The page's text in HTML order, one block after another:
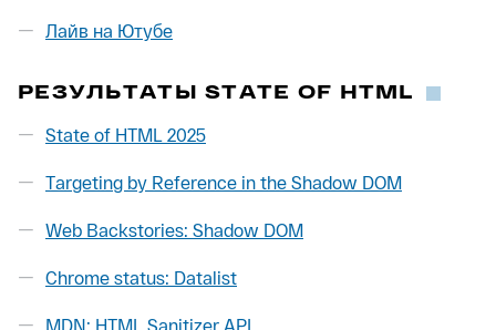
Лайв на Ютубе
РЕЗУЛЬТАТЫ STATE OF HTML
State of HTML 2025
Targeting by Reference in the Shadow DOM
Web Backstories: Shadow DOM
Chrome status: Datalist
MDN: HTML Sanitizer API